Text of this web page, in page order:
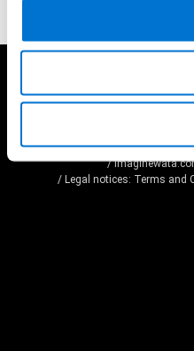
/
/ Legal notices: Terms and